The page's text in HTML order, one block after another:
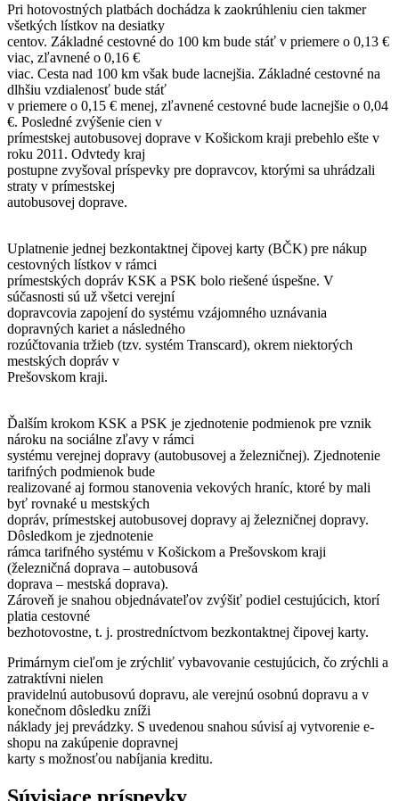
Pri hotovostných platbách dochádza k zaokrúhleniu cien takmer
všetkých lístkov na desiatky
centov. Základné cestovné do 100 km bude stáť v priemere o 0,13 €
viac, zľavnené o 0,16 €
viac. Cesta nad 100 km však bude lacnejšia. Základné cestovné na
dlhšiu vzdialenosť bude stáť
v priemere o 0,15 € menej, zľavnené cestovné bude lacnejšie o 0,04
€. Posledné zvýšenie cien v
prímestskej autobusovej doprave v Košickom kraji prebehlo ešte v
roku 2011. Odvtedy kraj
postupne zvyšoval príspevky pre dopravcov, ktorými sa uhrádzali
straty v prímestskej
autobusovej doprave.
Uplatnenie jednej bezkontaktnej čipovej karty (BČK) pre nákup
cestovných lístkov v rámci
prímestských dopráv KSK a PSK bolo riešené úspešne. V
súčasnosti sú už všetci verejní
dopravcovia zapojení do systému vzájomného uznávania
dopravných kariet a následného
rozúčtovania tržieb (tzv. systém Transcard), okrem niektorých
mestských dopráv v
Prešovskom kraji.
Ďalším krokom KSK a PSK je zjednotenie podmienok pre vznik
nároku na sociálne zľavy v rámci
systému verejnej dopravy (autobusovej a železničnej). Zjednotenie
tarifných podmienok bude
realizované aj formou stanovenia vekových hraníc, ktoré by mali
byť rovnaké u mestských
dopráv, prímestskej autobusovej dopravy aj železničnej dopravy.
Dôsledkom je zjednotenie
rámca tarifného systému v Košickom a Prešovskom kraji
(železničná doprava – autobusová
doprava – mestská doprava).
Zároveň je snahou objednávateľov zvýšiť podiel cestujúcich, ktorí
platia cestovné
bezhotovostne, t. j. prostredníctvom bezkontaktnej čipovej karty.
Primárnym cieľom je zrýchliť vybavovanie cestujúcich, čo zrýchli a
zatraktívni nielen
pravidelnú autobusovú dopravu, ale verejnú osobnú dopravu a v
konečnom dôsledku zníži
náklady jej prevádzky. S uvedenou snahou súvisí aj vytvorenie e-
shopu na zakúpenie dopravnej
karty s možnosťou nabíjania kreditu.
Súvisiace príspevky